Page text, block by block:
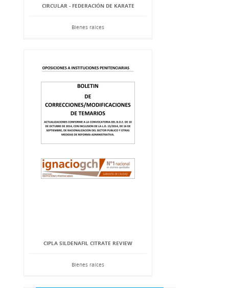
CIRCULAR - FEDERACIÓN DE KARATE
Bienes raíces
CIPLA SILDENAFIL CITRATE REVIEW
Bienes raíces